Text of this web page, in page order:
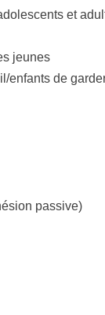
et
jeunes
enfants de
passive)